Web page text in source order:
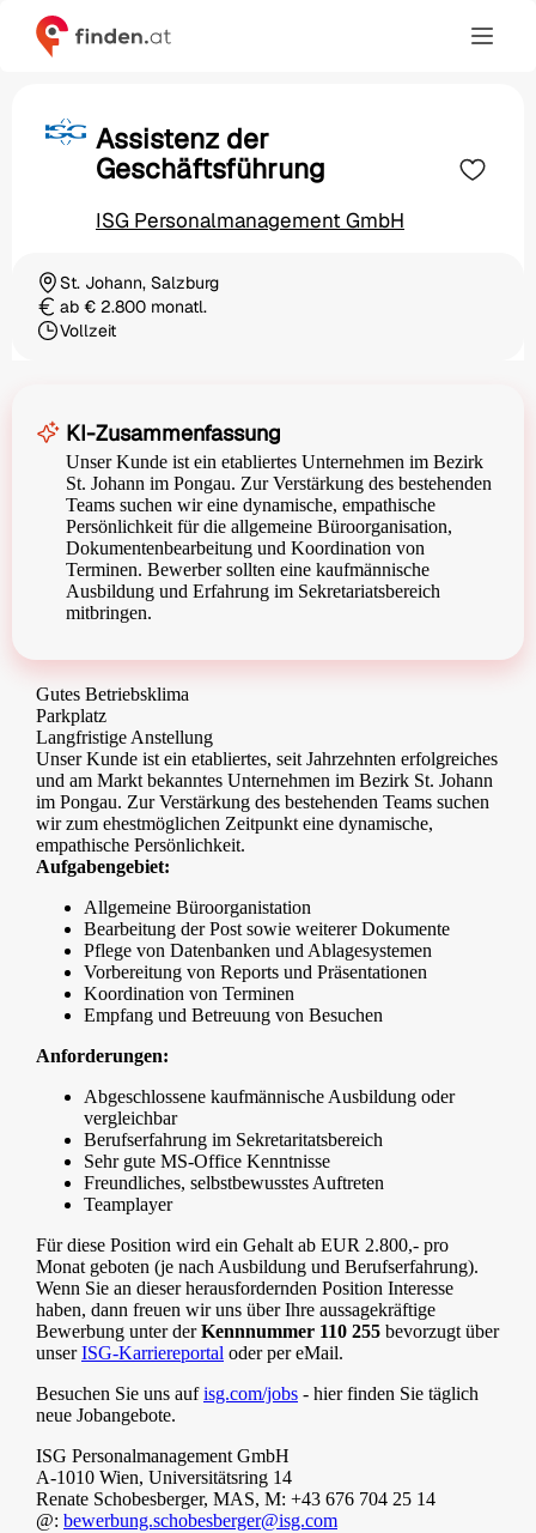
Assistenz der
Geschäftsführung
ISG Personalmanagement GmbH
Ortschaft
St. Johann, Salzburg
Gehaltab € 2.800 monatl.
Beschäftigungsart
Vollzeit
KI-Zusammenfassung
Unser Kunde ist ein etabliertes Unternehmen im Bezirk
St. Johann im Pongau. Zur Verstärkung des bestehenden
Teams suchen wir eine dynamische, empathische
Persönlichkeit für die allgemeine Büroorganisation,
Dokumentenbearbeitung und Koordination von
Terminen. Bewerber sollten eine kaufmännische
Ausbildung und Erfahrung im Sekretariatsbereich
mitbringen.
Gutes Betriebsklima
Parkplatz
Langfristige Anstellung
Unser Kunde ist ein etabliertes, seit Jahrzehnten erfolgreiches
und am Markt bekanntes Unternehmen im Bezirk St. Johann
im Pongau. Zur Verstärkung des bestehenden Teams suchen
wir zum ehestmöglichen Zeitpunkt eine dynamische,
empathische Persönlichkeit.
Aufgabengebiet:
Allgemeine Büroorganistation
Bearbeitung der Post sowie weiterer Dokumente
Pflege von Datenbanken und Ablagesystemen
Vorbereitung von Reports und Präsentationen
Koordination von Terminen
Empfang und Betreuung von Besuchen
Anforderungen:
Abgeschlossene kaufmännische Ausbildung oder
vergleichbar
Berufserfahrung im Sekretaritatsbereich
Sehr gute MS-Office Kenntnisse
Freundliches, selbstbewusstes Auftreten
Teamplayer
Für diese Position wird ein Gehalt ab EUR 2.800,- pro
Monat geboten (je nach Ausbildung und Berufserfahrung).
Wenn Sie an dieser herausfordernden Position Interesse
haben, dann freuen wir uns über Ihre aussagekräftige
Bewerbung unter derKennnummer 110 255 bevorzugt über
unserISG-Karriereportal oder per eMail.
Besuchen Sie uns aufisg.com/jobs - hier finden Sie täglich
neue Jobangebote.
ISG Personalmanagement GmbH
A-1010 Wien, Universitätsring 14
Renate Schobesberger, MAS, M: +43 676 704 25 14
@: bewerbung.schobesberger@isg.com